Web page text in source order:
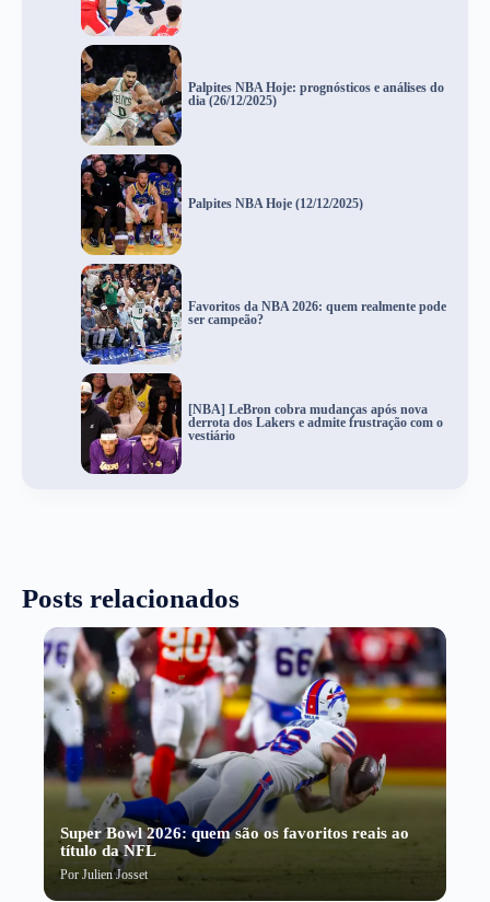
Palpites NBA Hoje: prognósticos e análises do
dia (26/12/2025)
Palpites NBA Hoje (12/12/2025)
Favoritos da NBA 2026: quem realmente pode
ser campeão?
[NBA] LeBron cobra mudanças após nova
derrota dos Lakers e admite frustração com o
vestiário
Posts relacionados
Super Bowl 2026: quem são os favoritos reais ao
título da NFL
Por Julien Josset